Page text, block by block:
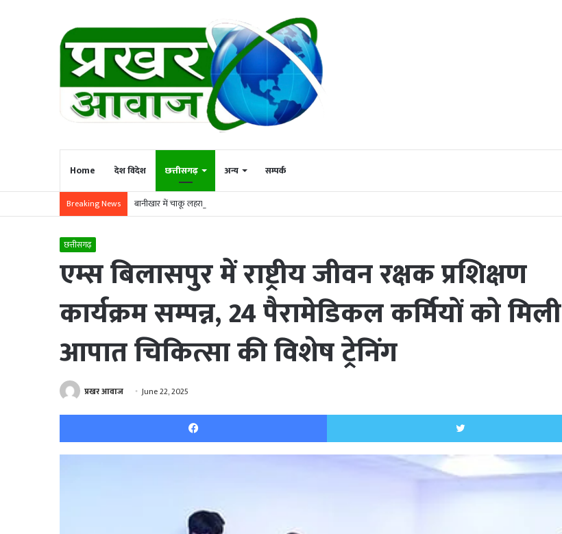
Home देश विदेश छत्तीसगढ़ अन्य सम्पर्क
Breaking News बानीखार में चाकू लहराने वाला आरोपी गिरफ्तार
छत्तीसगढ़
एम्स बिलासपुर में राष्ट्रीय जीवन रक्षक प्रशिक्षण
कार्यक्रम सम्पन्न, 24 पैरामेडिकल कर्मियों को मिली
आपात चिकित्सा की विशेष ट्रेनिंग
प्रखर आवाज June 22, 2025
Facebook